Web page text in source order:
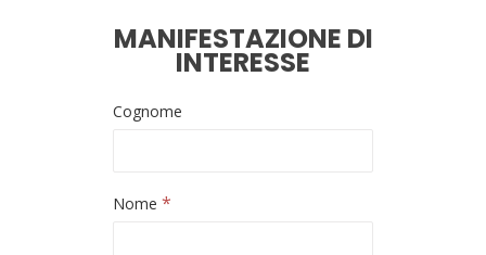
MANIFESTAZIONE DI
INTERESSE
Cognome
Nome *